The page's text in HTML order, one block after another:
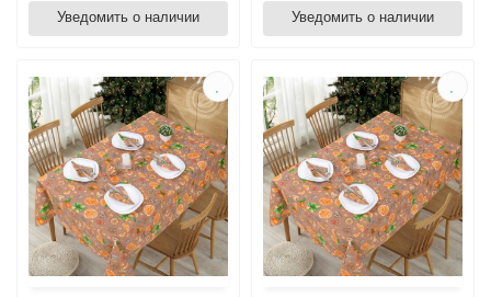
Уведомить о наличии Уведомить о наличии